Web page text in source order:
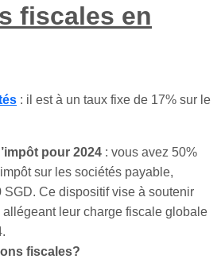
fiscales en
: il est à un taux fixe de 17% sur le
pour 2024 : vous avez 50%
sur les sociétés payable,
SGD. Ce dispositif vise à soutenir
allégeant leur charge fiscale globale
fiscales?